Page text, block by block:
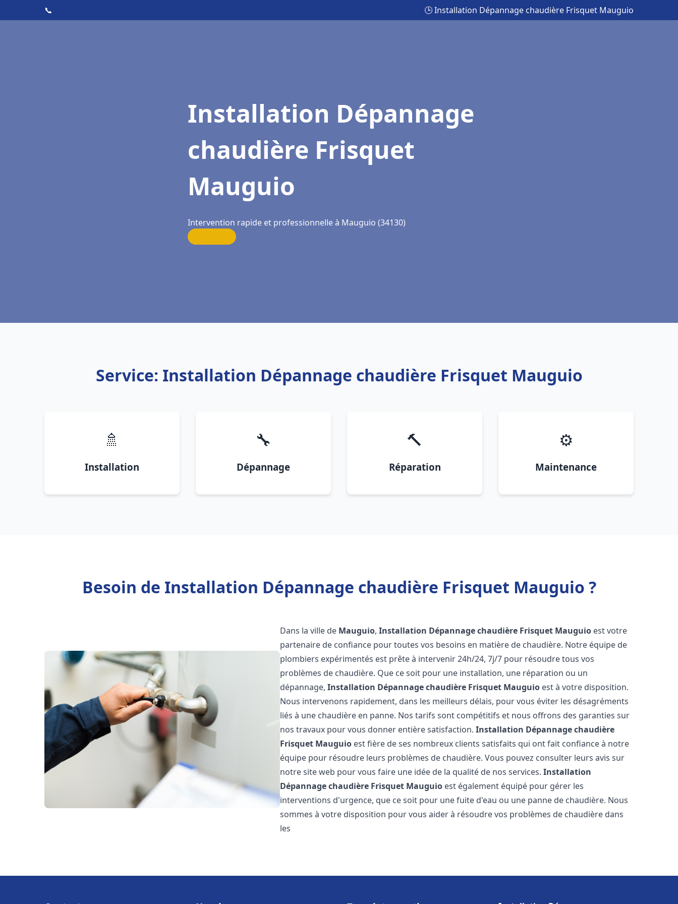
📞 🕒 Installation Dépannage chaudière Frisquet Mauguio
Installation Dépannage
chaudière Frisquet
Mauguio
Intervention rapide et professionnelle à Mauguio (34130)
Service: Installation Dépannage chaudière Frisquet Mauguio
🚿
Installation
🔧
Dépannage
🔨
Réparation
⚙️
Maintenance
Besoin de Installation Dépannage chaudière Frisquet Mauguio ?
Dans la ville de Mauguio,Installation Dépannage chaudière Frisquet Mauguio est votre
partenaire de confiance pour toutes vos besoins en matière de chaudière. Notre équipe de
plombiers expérimentés est prête à intervenir 24h/24, 7j/7 pour résoudre tous vos
problèmes de chaudière. Que ce soit pour une installation, une réparation ou un
dépannage,Installation Dépannage chaudière Frisquet Mauguio est à votre disposition.
Nous intervenons rapidement, dans les meilleurs délais, pour vous éviter les désagréments
liés à une chaudière en panne. Nos tarifs sont compétitifs et nous offrons des garanties sur
nos travaux pour vous donner entière satisfaction.Installation Dépannage chaudière
Frisquet Mauguio est fière de ses nombreux clients satisfaits qui ont fait confiance à notre
équipe pour résoudre leurs problèmes de chaudière. Vous pouvez consulter leurs avis sur
notre site web pour vous faire une idée de la qualité de nos services.Installation
Dépannage chaudière Frisquet Mauguio est également équipé pour gérer les
interventions d'urgence, que ce soit pour une fuite d'eau ou une panne de chaudière. Nous
sommes à votre disposition pour vous aider à résoudre vos problèmes de chaudière dans
les